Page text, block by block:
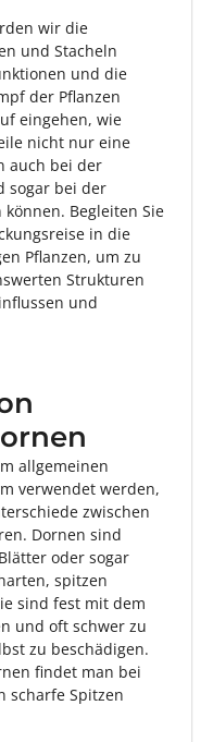
wir die
und Stacheln
und die
der Pflanzen
eingehen, wie
nicht nur eine
auch bei der
sogar bei der
Begleiten Sie
in die
Pflanzen, um zu
Strukturen
und
allgemeinen
verwendet werden,
zwischen
Dornen sind
oder sogar
spitzen
sind fest mit dem
und oft schwer zu
zu beschädigen.
findet man bei
scharfe Spitzen